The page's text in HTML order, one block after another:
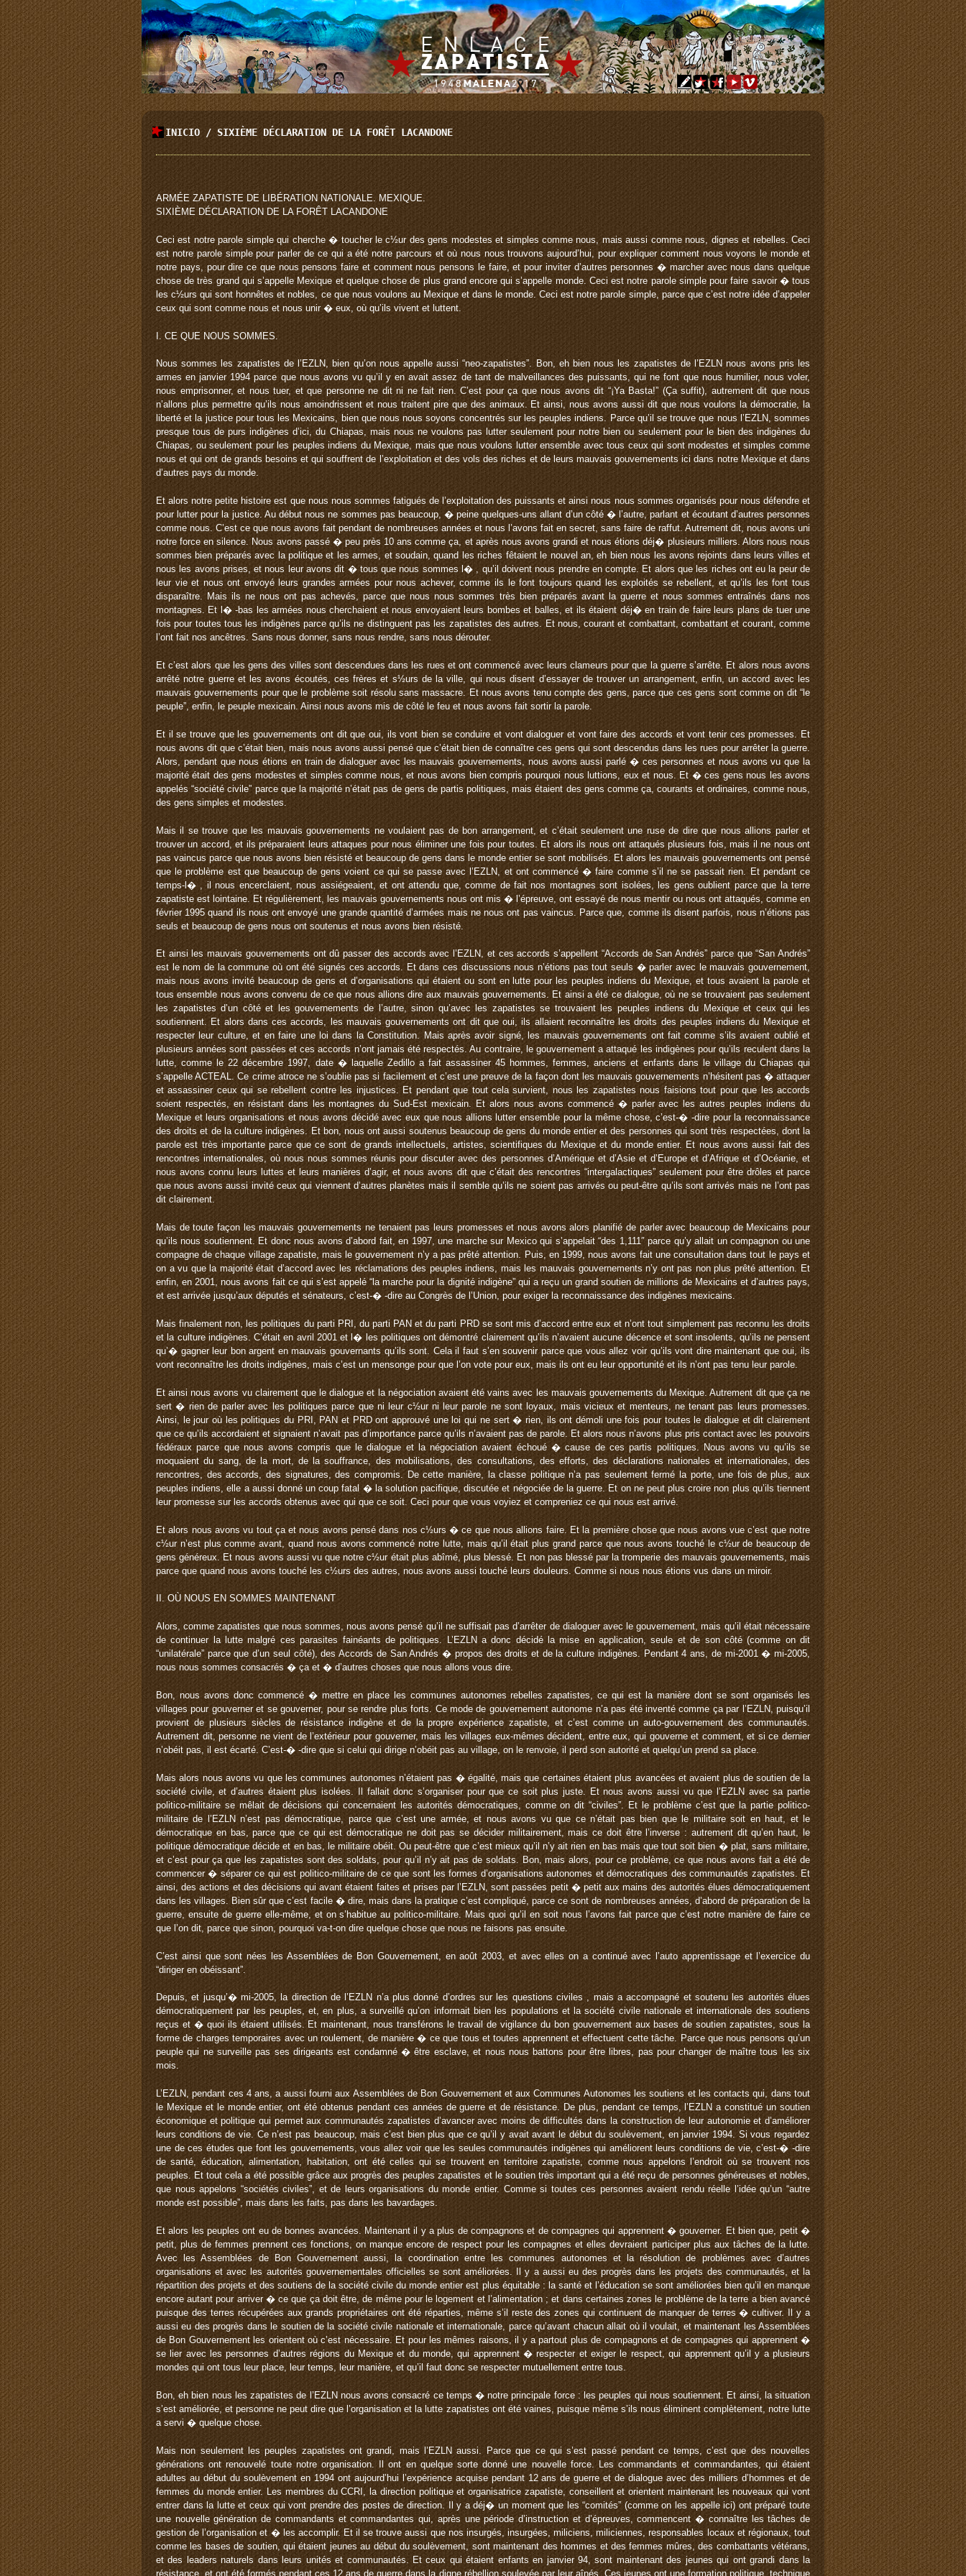
INICIO / SIXIÈME DÉCLARATION DE LA FORÊT LACANDONE
ARMÉE ZAPATISTE DE LIBÉRATION NATIONALE. MEXIQUE.
SIXIÈME DÉCLARATION DE LA FORÊT LACANDONE
Ceci est notre parole simple qui cherche � toucher le c½ur des gens modestes et simples comme nous, mais aussi comme nous, dignes et rebelles. Ceci
est notre parole simple pour parler de ce qui a été notre parcours et où nous nous trouvons aujourd’hui, pour expliquer comment nous voyons le monde et
notre pays, pour dire ce que nous pensons faire et comment nous pensons le faire, et pour inviter d’autres personnes � marcher avec nous dans quelque
chose de très grand qui s’appelle Mexique et quelque chose de plus grand encore qui s’appelle monde. Ceci est notre parole simple pour faire savoir � tous
les c½urs qui sont honnêtes et nobles, ce que nous voulons au Mexique et dans le monde. Ceci est notre parole simple, parce que c’est notre idée d’appeler
ceux qui sont comme nous et nous unir � eux, où qu’ils vivent et luttent.
I. CE QUE NOUS SOMMES.
Nous sommes les zapatistes de l’EZLN, bien qu’on nous appelle aussi “neo-zapatistes”. Bon, eh bien nous les zapatistes de l’EZLN nous avons pris les
armes en janvier 1994 parce que nous avons vu qu’il y en avait assez de tant de malveillances des puissants, qui ne font que nous humilier, nous voler,
nous emprisonner, et nous tuer, et que personne ne dit ni ne fait rien. C’est pour ça que nous avons dit “¡Ya Basta!” (Ça suffit), autrement dit que nous
n’allons plus permettre qu’ils nous amoindrissent et nous traitent pire que des animaux. Et ainsi, nous avons aussi dit que nous voulons la démocratie, la
liberté et la justice pour tous les Mexicains, bien que nous nous soyons concentrés sur les peuples indiens. Parce qu’il se trouve que nous l’EZLN, sommes
presque tous de purs indigènes d’ici, du Chiapas, mais nous ne voulons pas lutter seulement pour notre bien ou seulement pour le bien des indigènes du
Chiapas, ou seulement pour les peuples indiens du Mexique, mais que nous voulons lutter ensemble avec tous ceux qui sont modestes et simples comme
nous et qui ont de grands besoins et qui souffrent de l’exploitation et des vols des riches et de leurs mauvais gouvernements ici dans notre Mexique et dans
d’autres pays du monde.
Et alors notre petite histoire est que nous nous sommes fatigués de l’exploitation des puissants et ainsi nous nous sommes organisés pour nous défendre et
pour lutter pour la justice. Au début nous ne sommes pas beaucoup, � peine quelques-uns allant d’un côté � l’autre, parlant et écoutant d’autres personnes
comme nous. C’est ce que nous avons fait pendant de nombreuses années et nous l’avons fait en secret, sans faire de raffut. Autrement dit, nous avons uni
notre force en silence. Nous avons passé � peu près 10 ans comme ça, et après nous avons grandi et nous étions déj� plusieurs milliers. Alors nous nous
sommes bien préparés avec la politique et les armes, et soudain, quand les riches fêtaient le nouvel an, eh bien nous les avons rejoints dans leurs villes et
nous les avons prises, et nous leur avons dit � tous que nous sommes l� , qu’il doivent nous prendre en compte. Et alors que les riches ont eu la peur de
leur vie et nous ont envoyé leurs grandes armées pour nous achever, comme ils le font toujours quand les exploités se rebellent, et qu’ils les font tous
disparaître. Mais ils ne nous ont pas achevés, parce que nous nous sommes très bien préparés avant la guerre et nous sommes entraînés dans nos
montagnes. Et l� -bas les armées nous cherchaient et nous envoyaient leurs bombes et balles, et ils étaient déj� en train de faire leurs plans de tuer une
fois pour toutes tous les indigènes parce qu’ils ne distinguent pas les zapatistes des autres. Et nous, courant et combattant, combattant et courant, comme
l’ont fait nos ancêtres. Sans nous donner, sans nous rendre, sans nous dérouter.
Et c’est alors que les gens des villes sont descendues dans les rues et ont commencé avec leurs clameurs pour que la guerre s’arrête. Et alors nous avons
arrêté notre guerre et les avons écoutés, ces frères et s½urs de la ville, qui nous disent d’essayer de trouver un arrangement, enfin, un accord avec les
mauvais gouvernements pour que le problème soit résolu sans massacre. Et nous avons tenu compte des gens, parce que ces gens sont comme on dit “le
peuple”, enfin, le peuple mexicain. Ainsi nous avons mis de côté le feu et nous avons fait sortir la parole.
Et il se trouve que les gouvernements ont dit que oui, ils vont bien se conduire et vont dialoguer et vont faire des accords et vont tenir ces promesses. Et
nous avons dit que c’était bien, mais nous avons aussi pensé que c’était bien de connaître ces gens qui sont descendus dans les rues pour arrêter la guerre.
Alors, pendant que nous étions en train de dialoguer avec les mauvais gouvernements, nous avons aussi parlé � ces personnes et nous avons vu que la
majorité était des gens modestes et simples comme nous, et nous avons bien compris pourquoi nous luttions, eux et nous. Et � ces gens nous les avons
appelés “société civile” parce que la majorité n’était pas de gens de partis politiques, mais étaient des gens comme ça, courants et ordinaires, comme nous,
des gens simples et modestes.
Mais il se trouve que les mauvais gouvernements ne voulaient pas de bon arrangement, et c’était seulement une ruse de dire que nous allions parler et
trouver un accord, et ils préparaient leurs attaques pour nous éliminer une fois pour toutes. Et alors ils nous ont attaqués plusieurs fois, mais il ne nous ont
pas vaincus parce que nous avons bien résisté et beaucoup de gens dans le monde entier se sont mobilisés. Et alors les mauvais gouvernements ont pensé
que le problème est que beaucoup de gens voient ce qui se passe avec l’EZLN, et ont commencé � faire comme s’il ne se passait rien. Et pendant ce
temps-l� , il nous encerclaient, nous assiégeaient, et ont attendu que, comme de fait nos montagnes sont isolées, les gens oublient parce que la terre
zapatiste est lointaine. Et régulièrement, les mauvais gouvernements nous ont mis � l’épreuve, ont essayé de nous mentir ou nous ont attaqués, comme en
février 1995 quand ils nous ont envoyé une grande quantité d’armées mais ne nous ont pas vaincus. Parce que, comme ils disent parfois, nous n’étions pas
seuls et beaucoup de gens nous ont soutenus et nous avons bien résisté.
Et ainsi les mauvais gouvernements ont dû passer des accords avec l’EZLN, et ces accords s’appellent “Accords de San Andrés” parce que “San Andrés”
est le nom de la commune où ont été signés ces accords. Et dans ces discussions nous n’étions pas tout seuls � parler avec le mauvais gouvernement,
mais nous avons invité beaucoup de gens et d’organisations qui étaient ou sont en lutte pour les peuples indiens du Mexique, et tous avaient la parole et
tous ensemble nous avons convenu de ce que nous allions dire aux mauvais gouvernements. Et ainsi a été ce dialogue, où ne se trouvaient pas seulement
les zapatistes d’un côté et les gouvernements de l’autre, sinon qu’avec les zapatistes se trouvaient les peuples indiens du Mexique et ceux qui les
soutiennent. Et alors dans ces accords, les mauvais gouvernements ont dit que oui, ils allaient reconnaître les droits des peuples indiens du Mexique et
respecter leur culture, et en faire une loi dans la Constitution. Mais après avoir signé, les mauvais gouvernements ont fait comme s’ils avaient oublié et
plusieurs années sont passées et ces accords n’ont jamais été respectés. Au contraire, le gouvernement a attaqué les indigènes pour qu’ils reculent dans la
lutte, comme le 22 décembre 1997, date � laquelle Zedillo a fait assassiner 45 hommes, femmes, anciens et enfants dans le village du Chiapas qui
s’appelle ACTEAL. Ce crime atroce ne s’oublie pas si facilement et c’est une preuve de la façon dont les mauvais gouvernements n’hésitent pas � attaquer
et assassiner ceux qui se rebellent contre les injustices. Et pendant que tout cela survient, nous les zapatistes nous faisions tout pour que les accords
soient respectés, en résistant dans les montagnes du Sud-Est mexicain. Et alors nous avons commencé � parler avec les autres peuples indiens du
Mexique et leurs organisations et nous avons décidé avec eux que nous allions lutter ensemble pour la même chose, c’est-� -dire pour la reconnaissance
des droits et de la culture indigènes. Et bon, nous ont aussi soutenus beaucoup de gens du monde entier et des personnes qui sont très respectées, dont la
parole est très importante parce que ce sont de grands intellectuels, artistes, scientifiques du Mexique et du monde entier. Et nous avons aussi fait des
rencontres internationales, où nous nous sommes réunis pour discuter avec des personnes d’Amérique et d’Asie et d’Europe et d’Afrique et d’Océanie, et
nous avons connu leurs luttes et leurs manières d’agir, et nous avons dit que c’était des rencontres “intergalactiques” seulement pour être drôles et parce
que nous avons aussi invité ceux qui viennent d’autres planètes mais il semble qu’ils ne soient pas arrivés ou peut-être qu’ils sont arrivés mais ne l’ont pas
dit clairement.
Mais de toute façon les mauvais gouvernements ne tenaient pas leurs promesses et nous avons alors planifié de parler avec beaucoup de Mexicains pour
qu’ils nous soutiennent. Et donc nous avons d’abord fait, en 1997, une marche sur Mexico qui s’appelait “des 1,111″ parce qu’y allait un compagnon ou une
compagne de chaque village zapatiste, mais le gouvernement n’y a pas prêté attention. Puis, en 1999, nous avons fait une consultation dans tout le pays et
on a vu que la majorité était d’accord avec les réclamations des peuples indiens, mais les mauvais gouvernements n’y ont pas non plus prêté attention. Et
enfin, en 2001, nous avons fait ce qui s’est appelé “la marche pour la dignité indigène” qui a reçu un grand soutien de millions de Mexicains et d’autres pays,
et est arrivée jusqu’aux députés et sénateurs, c’est-� -dire au Congrès de l’Union, pour exiger la reconnaissance des indigènes mexicains.
Mais finalement non, les politiques du parti PRI, du parti PAN et du parti PRD se sont mis d’accord entre eux et n’ont tout simplement pas reconnu les droits
et la culture indigènes. C’était en avril 2001 et l� les politiques ont démontré clairement qu’ils n’avaient aucune décence et sont insolents, qu’ils ne pensent
qu’� gagner leur bon argent en mauvais gouvernants qu’ils sont. Cela il faut s’en souvenir parce que vous allez voir qu’ils vont dire maintenant que oui, ils
vont reconnaître les droits indigènes, mais c’est un mensonge pour que l’on vote pour eux, mais ils ont eu leur opportunité et ils n’ont pas tenu leur parole.
Et ainsi nous avons vu clairement que le dialogue et la négociation avaient été vains avec les mauvais gouvernements du Mexique. Autrement dit que ça ne
sert � rien de parler avec les politiques parce que ni leur c½ur ni leur parole ne sont loyaux, mais vicieux et menteurs, ne tenant pas leurs promesses.
Ainsi, le jour où les politiques du PRI, PAN et PRD ont approuvé une loi qui ne sert � rien, ils ont démoli une fois pour toutes le dialogue et dit clairement
que ce qu’ils accordaient et signaient n’avait pas d’importance parce qu’ils n’avaient pas de parole. Et alors nous n’avons plus pris contact avec les pouvoirs
fédéraux parce que nous avons compris que le dialogue et la négociation avaient échoué � cause de ces partis politiques. Nous avons vu qu’ils se
moquaient du sang, de la mort, de la souffrance, des mobilisations, des consultations, des efforts, des déclarations nationales et internationales, des
rencontres, des accords, des signatures, des compromis. De cette manière, la classe politique n’a pas seulement fermé la porte, une fois de plus, aux
peuples indiens, elle a aussi donné un coup fatal � la solution pacifique, discutée et négociée de la guerre. Et on ne peut plus croire non plus qu’ils tiennent
leur promesse sur les accords obtenus avec qui que ce soit. Ceci pour que vous voyiez et compreniez ce qui nous est arrivé.
Et alors nous avons vu tout ça et nous avons pensé dans nos c½urs � ce que nous allions faire. Et la première chose que nous avons vue c’est que notre
c½ur n’est plus comme avant, quand nous avons commencé notre lutte, mais qu’il était plus grand parce que nous avons touché le c½ur de beaucoup de
gens généreux. Et nous avons aussi vu que notre c½ur était plus abîmé, plus blessé. Et non pas blessé par la tromperie des mauvais gouvernements, mais
parce que quand nous avons touché les c½urs des autres, nous avons aussi touché leurs douleurs. Comme si nous nous étions vus dans un miroir.
II. OÙ NOUS EN SOMMES MAINTENANT
Alors, comme zapatistes que nous sommes, nous avons pensé qu’il ne suffisait pas d’arrêter de dialoguer avec le gouvernement, mais qu’il était nécessaire
de continuer la lutte malgré ces parasites fainéants de politiques. L’EZLN a donc décidé la mise en application, seule et de son côté (comme on dit
“unilatérale” parce que d’un seul côté), des Accords de San Andrés � propos des droits et de la culture indigènes. Pendant 4 ans, de mi-2001 � mi-2005,
nous nous sommes consacrés � ça et � d’autres choses que nous allons vous dire.
Bon, nous avons donc commencé � mettre en place les communes autonomes rebelles zapatistes, ce qui est la manière dont se sont organisés les
villages pour gouverner et se gouverner, pour se rendre plus forts. Ce mode de gouvernement autonome n’a pas été inventé comme ça par l’EZLN, puisqu’il
provient de plusieurs siècles de résistance indigène et de la propre expérience zapatiste, et c’est comme un auto-gouvernement des communautés.
Autrement dit, personne ne vient de l’extérieur pour gouverner, mais les villages eux-mêmes décident, entre eux, qui gouverne et comment, et si ce dernier
n’obéit pas, il est écarté. C’est-� -dire que si celui qui dirige n’obéit pas au village, on le renvoie, il perd son autorité et quelqu’un prend sa place.
Mais alors nous avons vu que les communes autonomes n’étaient pas � égalité, mais que certaines étaient plus avancées et avaient plus de soutien de la
société civile, et d’autres étaient plus isolées. Il fallait donc s’organiser pour que ce soit plus juste. Et nous avons aussi vu que l’EZLN avec sa partie
politico-militaire se mêlait de décisions qui concernaient les autorités démocratiques, comme on dit “civiles”. Et le problème c’est que la partie politico-
militaire de l’EZLN n’est pas démocratique, parce que c’est une armée, et nous avons vu que ce n’était pas bien que le militaire soit en haut, et le
démocratique en bas, parce que ce qui est démocratique ne doit pas se décider militairement, mais ce doit être l’inverse : autrement dit qu’en haut, le
politique démocratique décide et en bas, le militaire obéit. Ou peut-être que c’est mieux qu’il n’y ait rien en bas mais que tout soit bien � plat, sans militaire,
et c’est pour ça que les zapatistes sont des soldats, pour qu’il n’y ait pas de soldats. Bon, mais alors, pour ce problème, ce que nous avons fait a été de
commencer � séparer ce qui est politico-militaire de ce que sont les formes d’organisations autonomes et démocratiques des communautés zapatistes. Et
ainsi, des actions et des décisions qui avant étaient faites et prises par l’EZLN, sont passées petit � petit aux mains des autorités élues démocratiquement
dans les villages. Bien sûr que c’est facile � dire, mais dans la pratique c’est compliqué, parce ce sont de nombreuses années, d’abord de préparation de la
guerre, ensuite de guerre elle-même, et on s’habitue au politico-militaire. Mais quoi qu’il en soit nous l’avons fait parce que c’est notre manière de faire ce
que l’on dit, parce que sinon, pourquoi va-t-on dire quelque chose que nous ne faisons pas ensuite.
C’est ainsi que sont nées les Assemblées de Bon Gouvernement, en août 2003, et avec elles on a continué avec l’auto apprentissage et l’exercice du
“diriger en obéissant”.
Depuis, et jusqu’� mi-2005, la direction de l’EZLN n’a plus donné d’ordres sur les questions civiles , mais a accompagné et soutenu les autorités élues
démocratiquement par les peuples, et, en plus, a surveillé qu’on informait bien les populations et la société civile nationale et internationale des soutiens
reçus et � quoi ils étaient utilisés. Et maintenant, nous transférons le travail de vigilance du bon gouvernement aux bases de soutien zapatistes, sous la
forme de charges temporaires avec un roulement, de manière � ce que tous et toutes apprennent et effectuent cette tâche. Parce que nous pensons qu’un
peuple qui ne surveille pas ses dirigeants est condamné � être esclave, et nous nous battons pour être libres, pas pour changer de maître tous les six
mois.
L’EZLN, pendant ces 4 ans, a aussi fourni aux Assemblées de Bon Gouvernement et aux Communes Autonomes les soutiens et les contacts qui, dans tout
le Mexique et le monde entier, ont été obtenus pendant ces années de guerre et de résistance. De plus, pendant ce temps, l’EZLN a constitué un soutien
économique et politique qui permet aux communautés zapatistes d’avancer avec moins de difficultés dans la construction de leur autonomie et d’améliorer
leurs conditions de vie. Ce n’est pas beaucoup, mais c’est bien plus que ce qu’il y avait avant le début du soulèvement, en janvier 1994. Si vous regardez
une de ces études que font les gouvernements, vous allez voir que les seules communautés indigènes qui améliorent leurs conditions de vie, c’est-� -dire
de santé, éducation, alimentation, habitation, ont été celles qui se trouvent en territoire zapatiste, comme nous appelons l’endroit où se trouvent nos
peuples. Et tout cela a été possible grâce aux progrès des peuples zapatistes et le soutien très important qui a été reçu de personnes généreuses et nobles,
que nous appelons “sociétés civiles”, et de leurs organisations du monde entier. Comme si toutes ces personnes avaient rendu réelle l’idée qu’un “autre
monde est possible”, mais dans les faits, pas dans les bavardages.
Et alors les peuples ont eu de bonnes avancées. Maintenant il y a plus de compagnons et de compagnes qui apprennent � gouverner. Et bien que, petit �
petit, plus de femmes prennent ces fonctions, on manque encore de respect pour les compagnes et elles devraient participer plus aux tâches de la lutte.
Avec les Assemblées de Bon Gouvernement aussi, la coordination entre les communes autonomes et la résolution de problèmes avec d’autres
organisations et avec les autorités gouvernementales officielles se sont améliorées. Il y a aussi eu des progrès dans les projets des communautés, et la
répartition des projets et des soutiens de la société civile du monde entier est plus équitable : la santé et l’éducation se sont améliorées bien qu’il en manque
encore autant pour arriver � ce que ça doit être, de même pour le logement et l’alimentation ; et dans certaines zones le problème de la terre a bien avancé
puisque des terres récupérées aux grands propriétaires ont été réparties, même s’il reste des zones qui continuent de manquer de terres � cultiver. Il y a
aussi eu des progrès dans le soutien de la société civile nationale et internationale, parce qu’avant chacun allait où il voulait, et maintenant les Assemblées
de Bon Gouvernement les orientent où c’est nécessaire. Et pour les mêmes raisons, il y a partout plus de compagnons et de compagnes qui apprennent �
se lier avec les personnes d’autres régions du Mexique et du monde, qui apprennent � respecter et exiger le respect, qui apprennent qu’il y a plusieurs
mondes qui ont tous leur place, leur temps, leur manière, et qu’il faut donc se respecter mutuellement entre tous.
Bon, eh bien nous les zapatistes de l’EZLN nous avons consacré ce temps � notre principale force : les peuples qui nous soutiennent. Et ainsi, la situation
s’est améliorée, et personne ne peut dire que l’organisation et la lutte zapatistes ont été vaines, puisque même s’ils nous éliminent complètement, notre lutte
a servi � quelque chose.
Mais non seulement les peuples zapatistes ont grandi, mais l’EZLN aussi. Parce que ce qui s’est passé pendant ce temps, c’est que des nouvelles
générations ont renouvelé toute notre organisation. Il ont en quelque sorte donné une nouvelle force. Les commandants et commandantes, qui étaient
adultes au début du soulèvement en 1994 ont aujourd’hui l’expérience acquise pendant 12 ans de guerre et de dialogue avec des milliers d’hommes et de
femmes du monde entier. Les membres du CCRI, la direction politique et organisatrice zapatiste, conseillent et orientent maintenant les nouveaux qui vont
entrer dans la lutte et ceux qui vont prendre des postes de direction. Il y a déj� un moment que les “comités” (comme on les appelle ici) ont préparé toute
une nouvelle génération de commandants et commandantes qui, après une période d’instruction et d’épreuves, commencent � connaître les tâches de
gestion de l’organisation et � les accomplir. Et il se trouve aussi que nos insurgés, insurgées, miliciens, miliciennes, responsables locaux et régionaux, tout
comme les bases de soutien, qui étaient jeunes au début du soulèvement, sont maintenant des hommes et des femmes mûres, des combattants vétérans,
et des leaders naturels dans leurs unités et communautés. Et ceux qui étaient enfants en janvier 94, sont maintenant des jeunes qui ont grandi dans la
résistance, et ont été formés pendant ces 12 ans de guerre dans la digne rébellion soulevée par leur aînés. Ces jeunes ont une formation politique, technique